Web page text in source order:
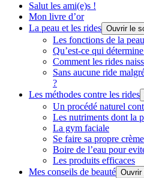
Salut les ami(e)s !
Mon livre d’or
La peau et les rides Ouvrir le
Les fonctions de la peau
Qu’est-ce qui
Comment les rides
Sans aucune ride
?
Les méthodes contre les rides
Un procédé naturel
Les nutriments dont la
La gym faciale
Se faire sa propre
Boire de l’eau pour
Les produits efficaces
Mes conseils de beauté Ouvrir